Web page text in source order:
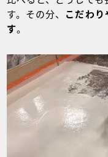
す。その分、 こだわ
す。